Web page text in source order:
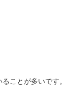
ことが多いです。